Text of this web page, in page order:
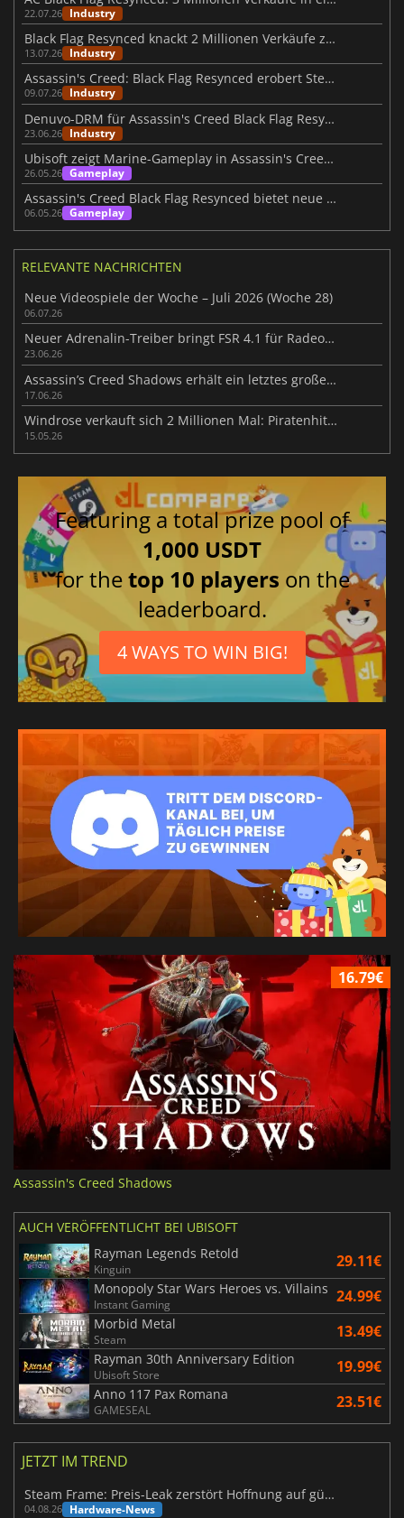
22.07.26 Industry
Black Flag Resynced knackt 2 Millionen Verkäufe zum Launch
13.07.26 Industry
Assassin's Creed: Black Flag Resynced erobert Steam im Sturm
09.07.26 Industry
Denuvo-DRM für Assassin's Creed Black Flag Resynced bestätigt
23.06.26 Industry
Ubisoft zeigt Marine-Gameplay in Assassin's Creed Black Flag Resynced
26.05.26 Gameplay
Assassin's Creed Black Flag Resynced bietet neue Gameplay-Systeme
06.05.26 Gameplay
RELEVANTE NACHRICHTEN
Neue Videospiele der Woche – Juli 2026 (Woche 28)
06.07.26
Neuer Adrenalin-Treiber bringt FSR 4.1 für Radeon RX 7000
23.06.26
Assassin’s Creed Shadows erhält ein letztes großes Update
17.06.26
Windrose verkauft sich 2 Millionen Mal: Piratenhit 2026
15.05.26
Featuring a total prize pool of
1,000 USDT
for thetop 10 players on the
leaderboard.
4 WAYS TO WIN BIG!
16.79€
Assassin's Creed Shadows
AUCH VERÖFFENTLICHT BEI UBISOFT
Rayman Legends Retold
Kinguin 29.11€
Monopoly Star Wars Heroes vs. Villains
Instant Gaming 24.99€
Morbid Metal
Steam 13.49€
Rayman 30th Anniversary Edition
Ubisoft Store 19.99€
Anno 117 Pax Romana
GAMESEAL 23.51€
JETZT IM TREND
Steam Frame: Preis-Leak zerstört Hoffnung auf günstiges VR-Headset
04.08.26 Hardware-News